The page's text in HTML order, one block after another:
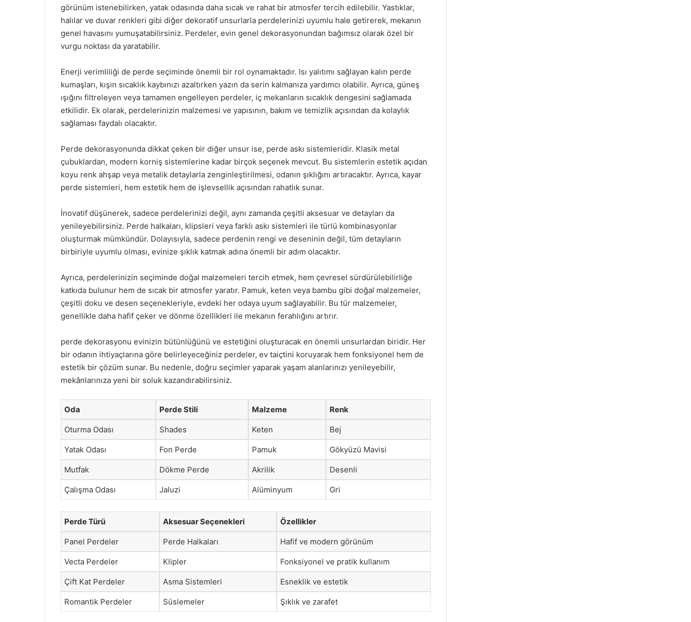
görünüm istenebilirken, yatak odasında daha sıcak ve rahat bir atmosfer tercih edilebilir. Yastıklar,
halılar ve duvar renkleri gibi diğer dekoratif unsurlarla perdelerinizi uyumlu hale getirerek, mekanın
genel havasını yumuşatabilirsiniz. Perdeler, evin genel dekorasyonundan bağımsız olarak özel bir
vurgu noktası da yaratabilir.
Enerji verimliliği de perde seçiminde önemli bir rol oynamaktadır. Isı yalıtımı sağlayan kalın perde
kumaşları, kışın sıcaklık kaybınızı azaltırken yazın da serin kalmanıza yardımcı olabilir. Ayrıca, güneş
ışığını filtreleyen veya tamamen engelleyen perdeler, iç mekanların sıcaklık dengesini sağlamada
etkilidir. Ek olarak, perdelerinizin malzemesi ve yapısının, bakım ve temizlik açısından da kolaylık
sağlaması faydalı olacaktır.
Perde dekorasyonunda dikkat çeken bir diğer unsur ise, perde askı sistemleridir. Klasik metal
çubuklardan, modern korniş sistemlerine kadar birçok seçenek mevcut. Bu sistemlerin estetik açıdan
koyu renk ahşap veya metalik detaylarla zenginleştirilmesi, odanın şıklığını artıracaktır. Ayrıca, kayar
perde sistemleri, hem estetik hem de işlevsellik açısından rahatlık sunar.
İnovatif düşünerek, sadece perdelerinizi değil, aynı zamanda çeşitli aksesuar ve detayları da
yenileyebilirsiniz. Perde halkaları, klipsleri veya farklı askı sistemleri ile türlü kombinasyonlar
oluşturmak mümkündür. Dolayısıyla, sadece perdenin rengi ve deseninin değil, tüm detayların
birbiriyle uyumlu olması, evinize şıklık katmak adına önemli bir adım olacaktır.
Ayrıca, perdelerinizin seçiminde doğal malzemeleri tercih etmek, hem çevresel sürdürülebilirliğe
katkıda bulunur hem de sıcak bir atmosfer yaratır. Pamuk, keten veya bambu gibi doğal malzemeler,
çeşitli doku ve desen seçenekleriyle, evdeki her odaya uyum sağlayabilir. Bu tür malzemeler,
genellikle daha hafif çeker ve dönme özellikleri ile mekanın ferahlığını artırır.
perde dekorasyonu evinizin bütünlüğünü ve estetiğini oluşturacak en önemli unsurlardan biridir. Her
bir odanın ihtiyaçlarına göre belirleyeceğiniz perdeler, ev taiçtini koruyarak hem fonksiyonel hem de
estetik bir çözüm sunar. Bu nedenle, doğru seçimler yaparak yaşam alanlarınızı yenileyebilir,
mekânlarınıza yeni bir soluk kazandırabilirsiniz.
Oda Perde Stili Malzeme Renk
Oturma Odası Shades Keten Bej
Yatak Odası Fon Perde Pamuk Gökyüzü Mavisi
Mutfak Dökme Perde Akrilik Desenli
Çalışma Odası Jaluzi Alüminyum Gri
Perde Türü Aksesuar Seçenekleri Özellikler
Panel Perdeler Perde Halkaları Hafif ve modern görünüm
Vecta Perdeler Klipler Fonksiyonel ve pratik kullanım
Çift Kat Perdeler Asma Sistemleri Esneklik ve estetik
Romantik Perdeler Süslemeler Şıklık ve zarafet